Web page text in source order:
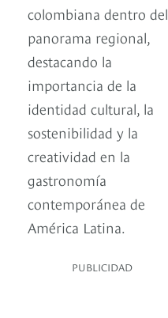
colombiana dentro del
panorama regional,
destacando la
importancia de la
identidad cultural, la
sostenibilidad y la
creatividad en la
gastronomía
contemporánea de
América Latina.
PUBLICIDAD